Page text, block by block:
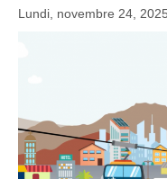
Lundi, novembre 24,